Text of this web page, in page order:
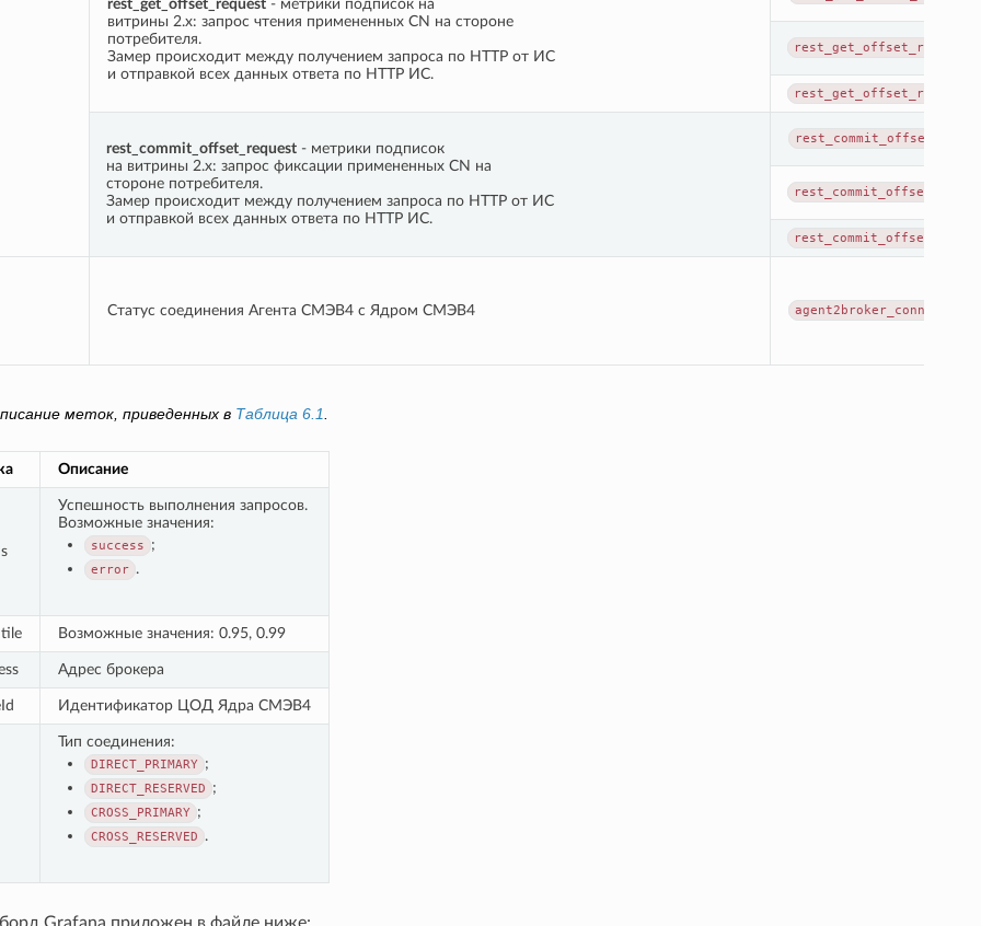
rest_get_offset_request- метрики подписок на
витрины 2.х: запрос чтения примененных CN на стороне
потребителя.
Замер происходит между получением запроса по HTTP от ИС
и отправкой всех данных ответа по HTTP ИС.
rest_commit_offset_request- метрики подписок
на витрины 2.х: запрос фиксации примененных CN на
стороне потребителя.
Замер происходит между получением запроса по HTTP от ИС
и отправкой всех данных ответа по HTTP ИС.
Статус соединения Агента СМЭВ4 с Ядром СМЭВ4 agent2broker_connection
меток, приведенных в Таблица 6.1
Описание
Успешность выполнения запросов.
Возможные значения:
success ;
error .
Возможные значения: 0.95, 0.99
Адрес брокера
Идентификатор ЦОД Ядра СМЭВ4
Тип соединения:
DIRECT_PRIMARY ;
DIRECT_RESERVED ;
CROSS_PRIMARY ;
CROSS_RESERVED .